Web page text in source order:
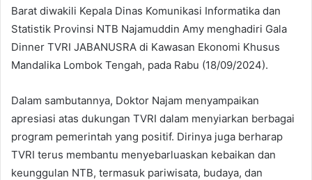
Barat diwakili Kepala Dinas Komunikasi Informatika dan
Statistik Provinsi NTB Najamuddin Amy menghadiri Gala
Dinner TVRI JABANUSRA di Kawasan Ekonomi Khusus
Mandalika Lombok Tengah, pada Rabu (18/09/2024).
Dalam sambutannya, Doktor Najam menyampaikan
apresiasi atas dukungan TVRI dalam menyiarkan berbagai
program pemerintah yang positif. Dirinya juga berharap
TVRI terus membantu menyebarluaskan kebaikan dan
keunggulan NTB, termasuk pariwisata, budaya, dan